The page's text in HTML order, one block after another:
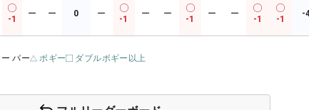
-1
ー ー 0 ー
-1
ー ー
-1
ー ー
-1 -1
-
ー パー ボギー ダブルボギー以上